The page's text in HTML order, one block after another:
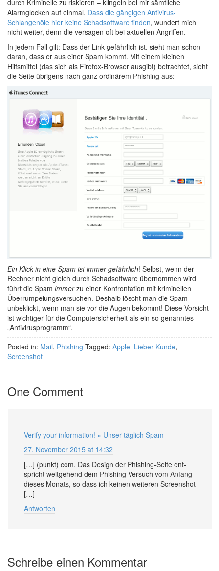
durch Kriminelle zu riskieren – klingeln bei mir sämtliche
Alarmglocken auf einmal. Dass die gängigen Antivirus-
Schlangenöle hier keine Schadsoftware finden, wundert mich
nicht weiter, denn die versagen oft bei aktuellen Angriffen.
In jedem Fall gilt: Dass der Link gefährlich ist, sieht man schon
daran, dass er aus einer Spam kommt. Mit einem kleinen
Hilfsmittel (das sich als Firefox-Browser ausgibt) betrachtet, sieht
die Seite übrigens nach ganz ordinärem Phishing aus:
Ein Klick in eine Spam ist immer gefährlich! Selbst, wenn der
Rechner nicht gleich durch Schadsoftware übernommen wird,
führt die Spam immerzu einer Konfrontation mit kriminellen
Überrumpelungsversuchen. Deshalb löscht man die Spam
unbeklickt, wenn man sie vor die Augen bekommt! Diese Vorsicht
ist wichtiger für die Computersicherheit als ein so genanntes
„Antivirusprogramm“.
Posted in: Mail, Phishing Tagged: Apple, Lieber Kunde,
Screenshot
One Comment
Verify your information! « Unser täglich Spam
27. November 2015 at 14:32
[…] (punkt) com. Das De­sign der Phish­ing-Seite ent­
spricht weit­ge­hend dem Phish­ing-Ver­such vom An­fang
dieses Mo­nats, so dass ich keinen wei­te­ren Screen­shot
[…]
Antworten
Schreibe einen Kommentar